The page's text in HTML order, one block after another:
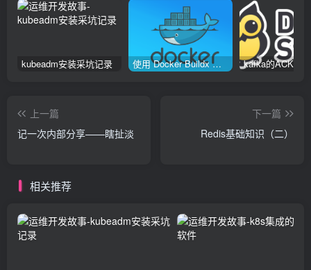
kubeadm安装采坑记录 使用 Docker Buildx 构建多种系统架构镜像
上一篇
记一次内部分享——瞎扯淡
下一篇
Redis基础知识（二）
相关推荐